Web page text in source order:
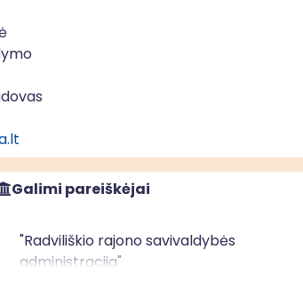
Galimi pareiškėjai
"Radviliškio rajono savivaldybės
administracija"